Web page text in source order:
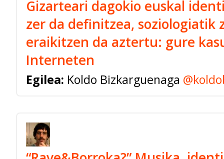
Gizarteari dagokio euskal
zer da definitzea, soziologiatik
eraikitzen da aztertu: gure
Interneten
Egilea: Koldo Bizkarguenaga